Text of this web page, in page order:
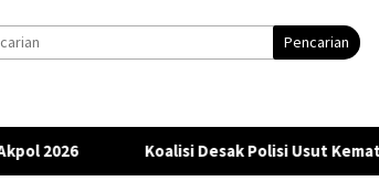
Pencarian
Koalisi Desak Polisi Usut